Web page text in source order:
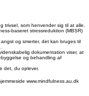
trivsel, som henvender sig til at alle.
baseret stressreduktion (MBSR)
og smerter, det kan bruges til
dokumentation viser, at
og behandling af
det, du oplever.
www.mindfulness.au.dk